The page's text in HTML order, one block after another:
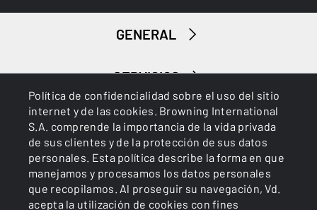
Política de confidencialidad sobre el uso del sitio
internet y de las cookies. Browning International
S.A. comprende la importancia de la vida privada
de sus clientes y de la protección de sus datos
personales. Esta política describe la forma en que
manejamos y procesamos los datos personales
que recopilamos. Al proseguir su navegación, Vd.
acepta la utilización de cookies con fines
GENERAL
SERVICIOS
Cookies Política de privacidad